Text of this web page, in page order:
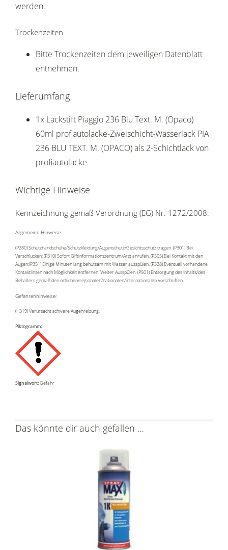
werden.
Trockenzeiten
Bitte Trockenzeiten dem jeweiligen Datenblatt
entnehmen.
Lieferumfang
1x Lackstift Piaggio 236 Blu Text. M. (Opaco)
60ml profiautolacke-Zweischicht-Wasserlack PIA
236 BLU TEXT. M. (OPACO) als 2-Schichtlack von
profiautolacke
Wichtige Hinweise
Kennzeichnung gemäß Verordnung (EG) Nr. 1272/2008:
Allgemeine Hinweise:
(P280) Schutzhandschuhe/Schutzkleidung/Augenschutz/Gesichtsschutz tragen. (P301) Bei
Verschlucken: (P310) Sofort Giftinformationszentrum/Arzt anrufen. (P305) Bei Kontakt mit den
Augen:(P351) Einige Minuten lang behutsam mit Wasser ausspülen. (P338) Eventuell vorhandene
Kontaktlinsen nach Möglichkeit entfernen. Weiter Ausspülen. (P501) Entsorgung des Inhalts/des
Behälters gemäß den örtlichen/regionalen/nationalen/internationalen Vorschriften.
Gefahrenhinweise:
(H319) Verursacht schwere Augenreizung.
Piktogramm:
Signalwort:Gefahr
Das könnte dir auch gefallen …